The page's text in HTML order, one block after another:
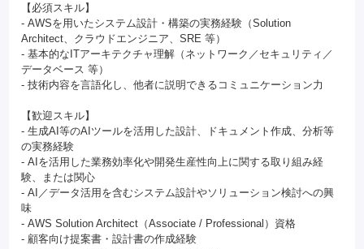
【必須スキル】
- AWSを用いたシステム設計・構築の実務経験（Solution
Architect、クラウドエンジニア、SRE 等）
- 基本的なITアーキテクチャ理解（ネットワーク／セキュリティ／
データベース 等）
- 技術内容を言語化し、他者に説明できるコミュニケーション力
【歓迎スキル】
- 生成AI等のAIツールを活用した設計、ドキュメント作成、分析等
の実務経験
- AIを活用した業務効率化や開発生産性向上に関する取り組み経
験、または関心
- AI／データ活用を含むシステム設計やソリューション検討への興
味
- AWS Solution Architect（Associate / Professional）資格
- 顧客向け提案書・設計書の作成経験